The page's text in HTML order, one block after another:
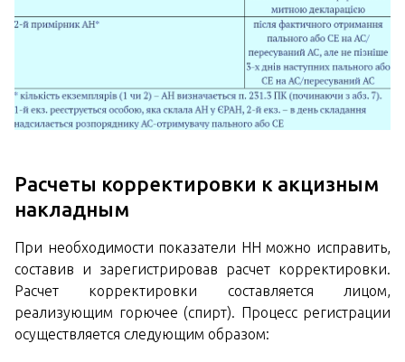
Расчеты корректировки к акцизным
накладным
При необходимости показатели НН можно исправить,
составив и зарегистрировав расчет корректировки.
Расчет корректировки составляется лицом,
реализующим горючее (спирт). Процесс регистрации
осуществляется следующим образом: